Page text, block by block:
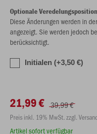
Optionale
Diese Änderungen werden in
angezeigt. Sie werden jedoch
berücksichtigt.
Initialen (+3,50 €)
21,99 € 39,99 €
Preis inkl. 19% MwSt. zzgl.
Artikel sofort verfügbar